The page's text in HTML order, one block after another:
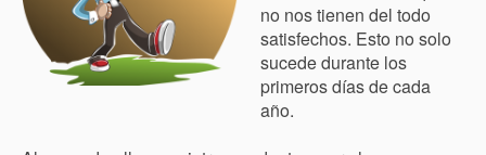
no nos tienen del todo
satisfechos. Esto no solo
sucede durante los
primeros días de cada
año.